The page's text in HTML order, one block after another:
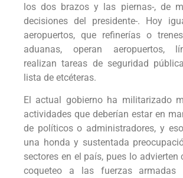
los dos brazos y las piernas-, de
decisiones del presidente-. Hoy
aeropuertos, que refinerías o
aduanas, operan aeropuertos,
realizan tareas de seguridad
lista de etcéteras.
El actual gobierno ha militarizado
actividades que deberían estar en
de políticos o administradores, y
una honda y sustentada
sectores en el país, pues lo advierten
coqueteo a las fuerzas